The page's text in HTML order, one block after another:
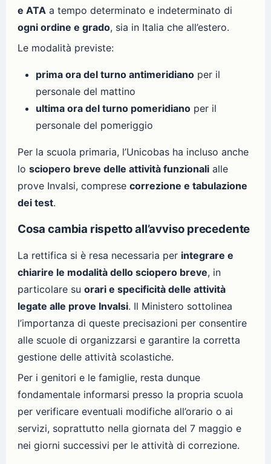
e ATA a tempo determinato e indeterminato di
ogni ordine e grado, sia in Italia che all’estero.
Le modalità previste:
prima ora del turno antimeridiano per il
personale del mattino
ultima ora del turno pomeridiano per il
personale del pomeriggio
Per la scuola primaria, l’Unicobas ha incluso anche
lo sciopero breve delle attività funzionali alle
prove Invalsi, comprese correzione e tabulazione
dei test.
Cosa cambia rispetto all’avviso precedente
La rettifica si è resa necessaria per integrare e
chiarire le modalità dello sciopero breve, in
particolare su orari e specificità delle attività
legate alle prove Invalsi. Il Ministero sottolinea
l’importanza di queste precisazioni per consentire
alle scuole di organizzarsi e garantire la corretta
gestione delle attività scolastiche.
Per i genitori e le famiglie, resta dunque
fondamentale informarsi presso la propria scuola
per verificare eventuali modifiche all’orario o ai
servizi, soprattutto nella giornata del 7 maggio e
nei giorni successivi per le attività di correzione.